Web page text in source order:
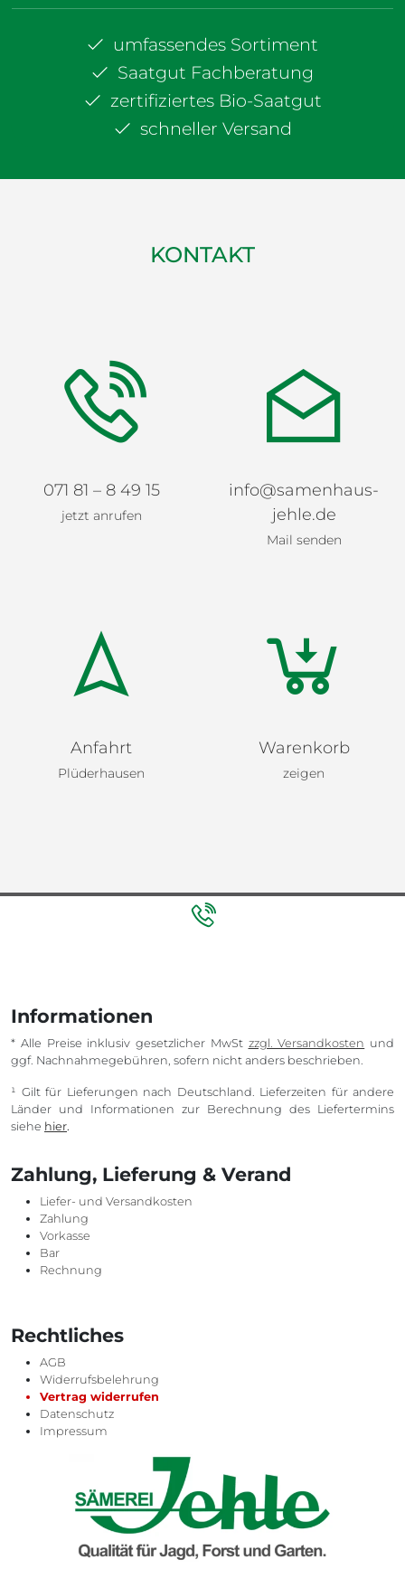
umfassendes Sortiment
Saatgut Fachberatung
zertifiziertes Bio-Saatgut
schneller Versand
KONTAKT
071 81 – 8 49 15
jetzt anrufen
info@samenhaus-
jehle.de
Mail senden
Anfahrt
Plüderhausen
Warenkorb
zeigen
Informationen
* Alle Preise inklusiv gesetzlicher MwSt zzgl. Versandkosten und
ggf. Nachnahmegebühren, sofern nicht anders beschrieben.
¹ Gilt für Lieferungen nach Deutschland. Lieferzeiten für andere
Länder und Informationen zur Berechnung des Liefertermins
siehe hier.
Zahlung, Lieferung & Verand
Liefer- und Versandkosten
Zahlung
Vorkasse
Bar
Rechnung
Rechtliches
AGB
Widerrufsbelehrung
Vertrag widerrufen
Datenschutz
Impressum